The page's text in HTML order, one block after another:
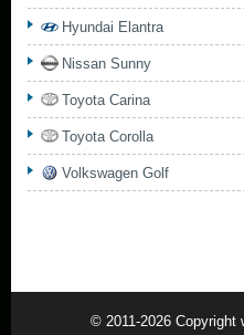
Hyundai Elantra
Nissan Sunny
Toyota Carina
Toyota Corolla
Volkswagen Golf
© 2011-2026 Copyright